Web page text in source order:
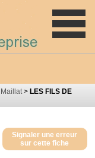
> LES FILS DE
Signaler une erreur
sur cette fiche